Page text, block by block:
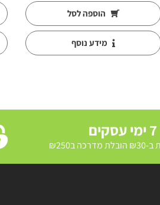
הוספה לסל
מידע נוסף